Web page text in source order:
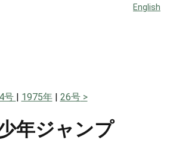
English
号 1975年 26号
年ジャンプ